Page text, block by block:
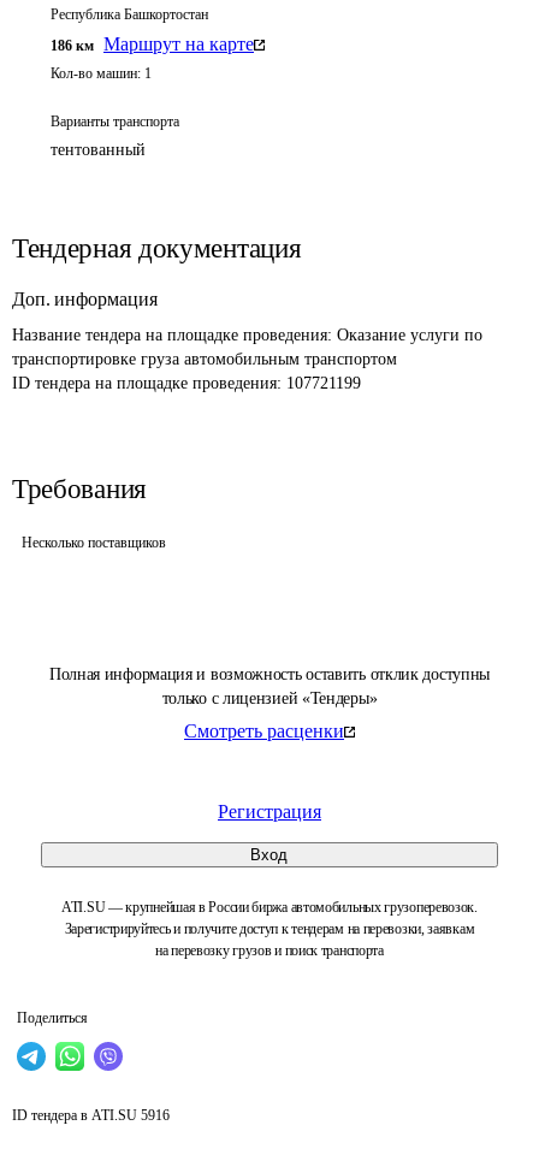
Полная информация и возможность оставить отклик доступны
только с лицензией «Тендеры»
Смотреть расценки
Регистрация
Вход
ATI.SU — крупнейшая в России биржа автомобильных грузоперевозок.
Зарегистрируйтесь и получите доступ к тендерам на перевозки, заявкам
на перевозку грузов и поиск транспорта
Поделиться
Республика Башкортостан
186 км Маршрут на карте
Кол-во машин: 1
Варианты транспорта
тентованный
Тендерная документация
Доп. информация
Название тендера на площадке проведения: Оказание услуги по
транспортировке груза автомобильным транспортом
ID тендера на площадке проведения: 107721199
Требования
Несколько поставщиков
ID тендера в ATI.SU 5916